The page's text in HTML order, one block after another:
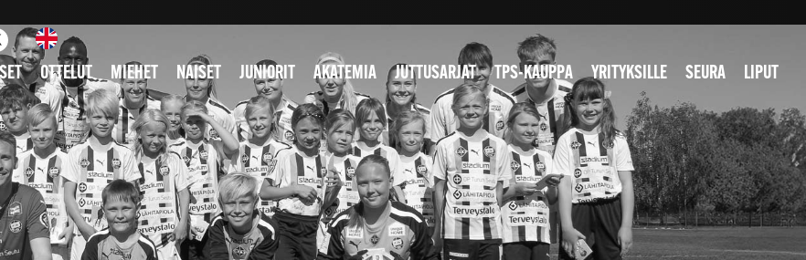
OTTELUT MIEHET NAISET JUNIORIT AKATEMIA JUTTUSARJAT TPS-KAUPPA YRITYKSILLE SEURA LIPUT